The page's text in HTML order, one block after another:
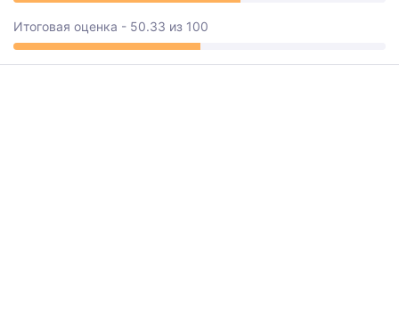
Итоговая оценка - 50.33 из 100